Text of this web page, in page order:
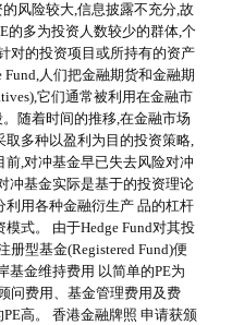
风险较大,信息披露不充分,故
的多为投资人数较少的群体,个
对的投资项目或所持有的资产
人们把金融期货和金融期
它们通常被利用在金融市
随着时间的推移,在金融市场
多种以盈利为目的投资策略,
,对冲基金早已失去风险对冲
冲基金实际是基于的投资理论
用各种金融衍生产 品的杠杆
式。 由于Hedge Fund对其投
型基金(Registered Fund)便
基金维持费用 以简单的PE为
问费用、基金管理费用及费
高。 香港金融牌照 申请获颁